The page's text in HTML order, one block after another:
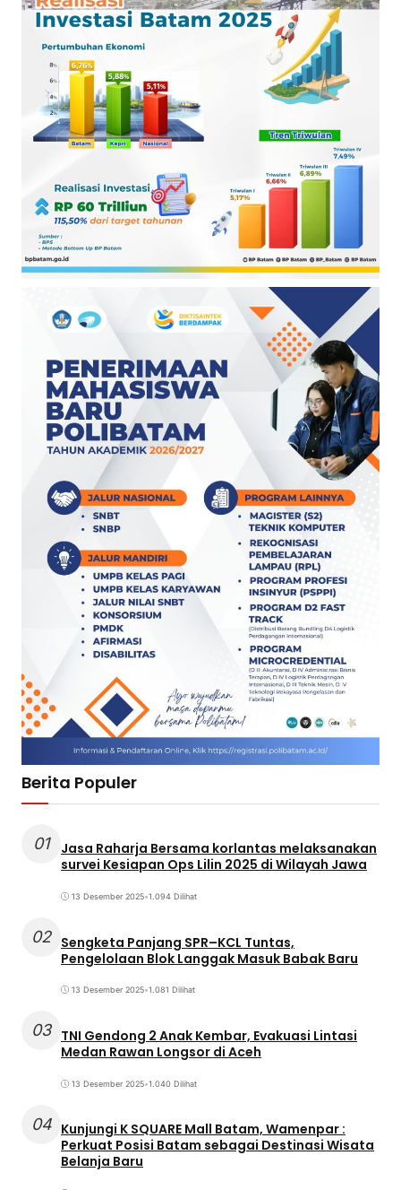
Berita Populer
01
Jasa Raharja Bersama korlantas melaksanakan
survei Kesiapan Ops Lilin 2025 di Wilayah Jawa
13 Desember 2025•1.094 Dilihat
02 Sengketa Panjang SPR–KCL Tuntas,
Pengelolaan Blok Langgak Masuk Babak Baru
13 Desember 2025•1.081 Dilihat
03 TNI Gendong 2 Anak Kembar, Evakuasi Lintasi
Medan Rawan Longsor di Aceh
13 Desember 2025•1.040 Dilihat
04 Kunjungi K SQUARE Mall Batam, Wamenpar :
Perkuat Posisi Batam sebagai Destinasi Wisata
Belanja Baru